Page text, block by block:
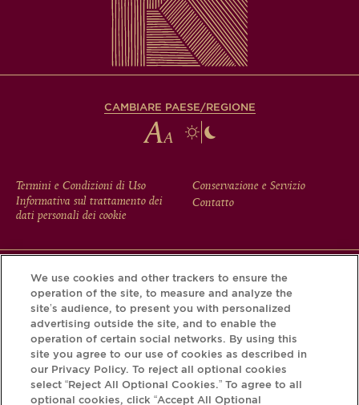
CAMBIARE PAESE/REGIONE
FOOTER
MENU
Termini e Condizioni di Uso
Informativa sul trattamento dei
dati personali dei cookie
Conservazione e Servizio
Contatto
Scarichi l'app Krug e scopra la storia che si nasconde dietro
la sua bottiglia tramite il Krug iD.
We use cookies and other trackers to ensure the
operation of the site, to measure and analyze the
site’s audience, to present you with personalized
advertising outside the site, and to enable the
operation of certain social networks. By using this
site you agree to our use of cookies as described in
our Privacy Policy. To reject all optional cookies
select “Reject All Optional Cookies.” To agree to all
optional cookies, click “Accept All Optional